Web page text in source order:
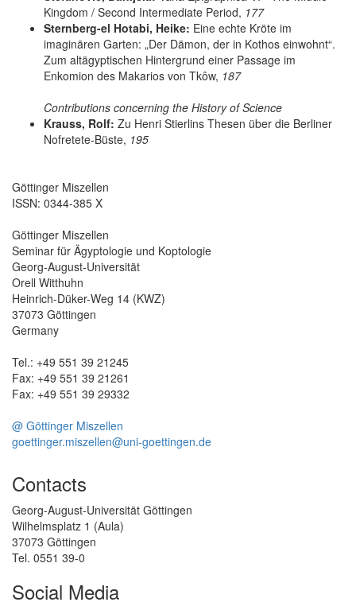
Kingdom / Second Intermediate Period, 177
Sternberg-el Hotabi, Heike: Eine echte Kröte im
imaginären Garten: „Der Dämon, der in Kothos einwohnt“.
Zum altägyptischen Hintergrund einer Passage im
Enkomion des Makarios von Tkôw, 187
Contributions concerning the History of Science
Krauss, Rolf: Zu Henri Stierlins Thesen über die Berliner
Nofretete-Büste, 195
Göttinger Miszellen
ISSN: 0344-385 X
Göttinger Miszellen
Seminar für Ägyptologie und Koptologie
Georg-August-Universität
Orell Witthuhn
Heinrich-Düker-Weg 14 (KWZ)
37073 Göttingen
Germany
Tel.: +49 551 39 21245
Fax: +49 551 39 21261
Fax: +49 551 39 29332
@ Göttinger Miszellen
goettinger.miszellen@uni-goettingen.de
Contacts
Georg-August-Universität Göttingen
Wilhelmsplatz 1 (Aula)
37073 Göttingen
Tel. 0551 39-0
Social Media